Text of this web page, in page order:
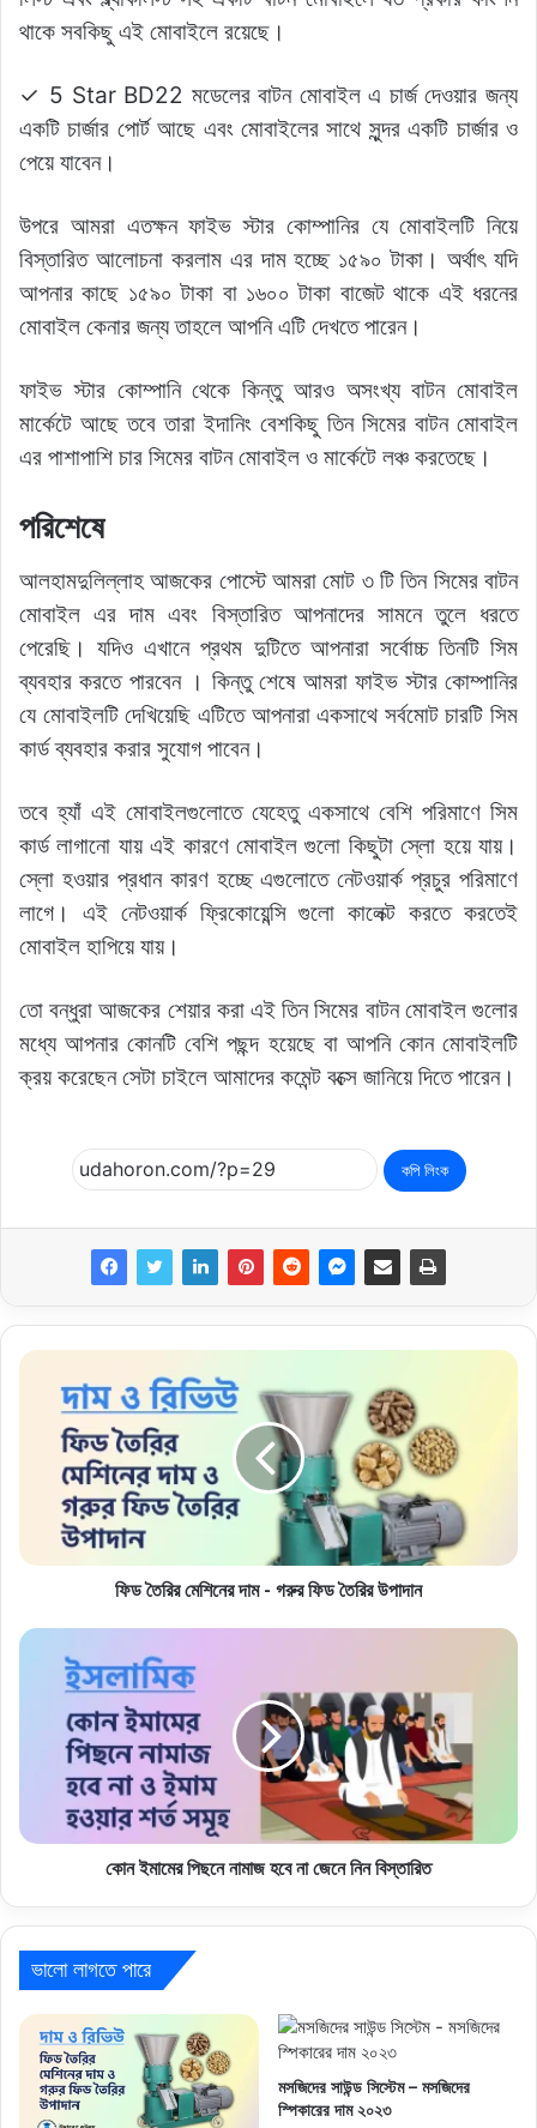
থাকে সবকিছু এই মোবাইলে রয়েছে।
✓ 5 Star BD22 মডেলের বাটন মোবাইল এ চার্জ দেওয়ার জন্য
একটি চার্জার পোর্ট আছে এবং মোবাইলের সাথে সুন্দর একটি চার্জার ও
পেয়ে যাবেন।
উপরে আমরা এতক্ষন ফাইভ স্টার কোম্পানির যে মোবাইলটি নিয়ে
বিস্তারিত আলোচনা করলাম এর দাম হচ্ছে ১৫৯০ টাকা। অর্থাৎ যদি
আপনার কাছে ১৫৯০ টাকা বা ১৬০০ টাকা বাজেট থাকে এই ধরনের
মোবাইল কেনার জন্য তাহলে আপনি এটি দেখতে পারেন।
ফাইভ স্টার কোম্পানি থেকে কিন্তু আরও অসংখ্য বাটন মোবাইল
মার্কেটে আছে তবে তারা ইদানিং বেশকিছু তিন সিমের বাটন মোবাইল
এর পাশাপাশি চার সিমের বাটন মোবাইল ও মার্কেটে লঞ্চ করতেছে।
পরিশেষে
আলহামদুলিল্লাহ আজকের পোস্টে আমরা মোট ৩ টি তিন সিমের বাটন
মোবাইল এর দাম এবং বিস্তারিত আপনাদের সামনে তুলে ধরতে
পেরেছি। যদিও এখানে প্রথম দুটিতে আপনারা সর্বোচ্চ তিনটি সিম
ব্যবহার করতে পারবেন । কিন্তু শেষে আমরা ফাইভ স্টার কোম্পানির
যে মোবাইলটি দেখিয়েছি এটিতে আপনারা একসাথে সর্বমোট চারটি সিম
কার্ড ব্যবহার করার সুযোগ পাবেন।
তবে হ্যাঁ এই মোবাইলগুলোতে যেহেতু একসাথে বেশি পরিমাণে সিম
কার্ড লাগানো যায় এই কারণে মোবাইল গুলো কিছুটা স্লো হয়ে যায়।
স্লো হওয়ার প্রধান কারণ হচ্ছে এগুলোতে নেটওয়ার্ক প্রচুর পরিমাণে
লাগে। এই নেটওয়ার্ক ফ্রিকোয়েন্সি গুলো কালেক্ট করতে করতেই
মোবাইল হাপিয়ে যায়।
তো বন্ধুরা আজকের শেয়ার করা এই তিন সিমের বাটন মোবাইল গুলোর
মধ্যে আপনার কোনটি বেশি পছন্দ হয়েছে বা আপনি কোন মোবাইলটি
ক্রয় করেছেন সেটা চাইলে আমাদের কমেন্ট বক্সে জানিয়ে দিতে পারেন।
কপি লিংক
ফিড তৈরির মেশিনের দাম - গরুর ফিড তৈরির উপাদান
কোন ইমামের পিছনে নামাজ হবে না জেনে নিন বিস্তারিত
ভালো লাগতে পারে
মসজিদের সাউন্ড সিস্টেম – মসজিদের
স্পিকারের দাম ২০২৩